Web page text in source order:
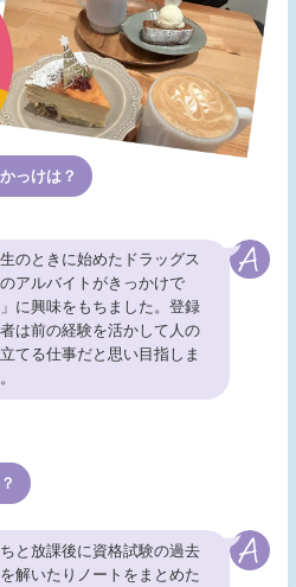
っけは？
のときに始めたドラッグス
のアルバイトがきっかけで
」に興味をもちました。登録
は前の経験を活かして人の
てる仕事だと思い目指しま
と放課後に資格試験の過去
解いたりノートをまとめた